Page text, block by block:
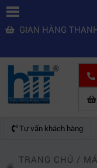
GIAN HÀNG
Tư vấn khách hàng
TRANG CHỦ /